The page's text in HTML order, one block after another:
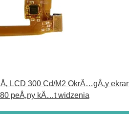
LCD 300 Cd/M2 OkrÄ…gÅ‚y
peÅ‚ny kÄ…t widzenia